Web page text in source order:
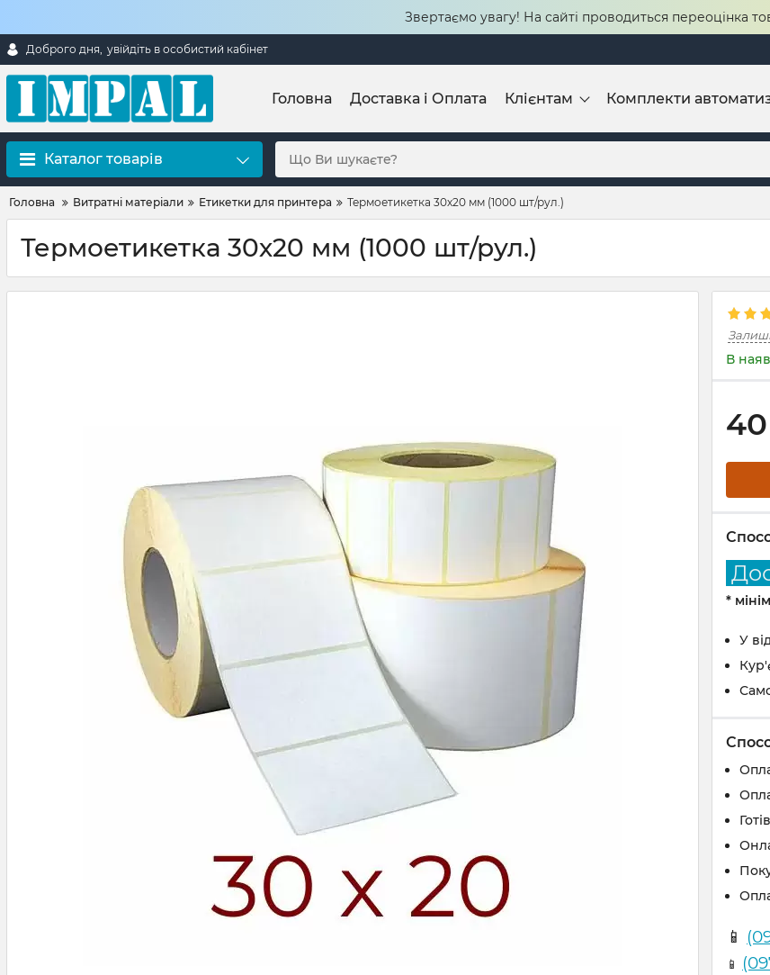
Звертаємо увагу! На сайті проводиться переоцінка
Доброго дня, увійдіть в особистий кабінет
Головна Доставка і Оплата Клієнтам Комплекти
Каталог товарів
Головна Витратні матеріали Етикетки для принтера Термоетикетка 30х20 мм (1000 шт/рул.)
Термоетикетка 30х20 мм (1000 шт/рул.)
В
40
*
У
📱
📱